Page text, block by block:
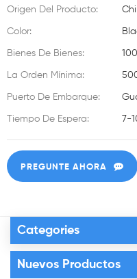
Origen Del Producto:
Color:
Bienes De Bienes:
La Orden Mínima:
Puerto De Embarque:
Tiempo De Espera: 7-
PREGUNTE AHORA
Categories
Nuevos Productos